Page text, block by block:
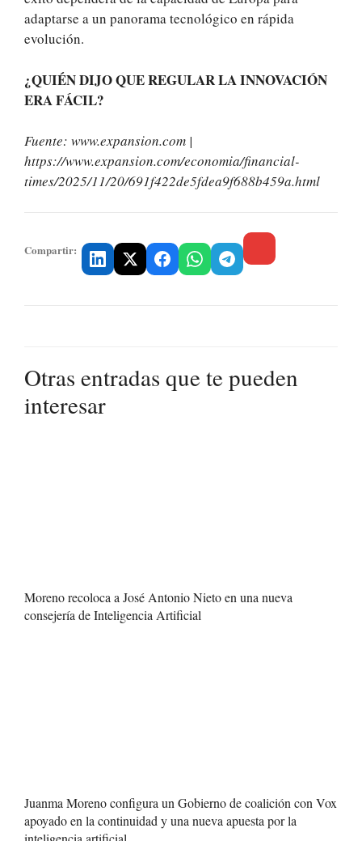
adaptarse a un panorama tecnológico en rápida
evolución.
¿QUIÉN DIJO QUE REGULAR LA INNOVACIÓN
ERA FÁCIL?
Fuente: www.expansion.com |
https://www.expansion.com/economia/financial-
times/2025/11/20/691f422de5fdea9f688b459a.html
Compartir:
Otras entradas que te pueden
interesar
Moreno recoloca a José Antonio Nieto en una nueva
consejería de Inteligencia Artificial
Juanma Moreno configura un Gobierno de coalición con Vox
apoyado en la continuidad y una nueva apuesta por la